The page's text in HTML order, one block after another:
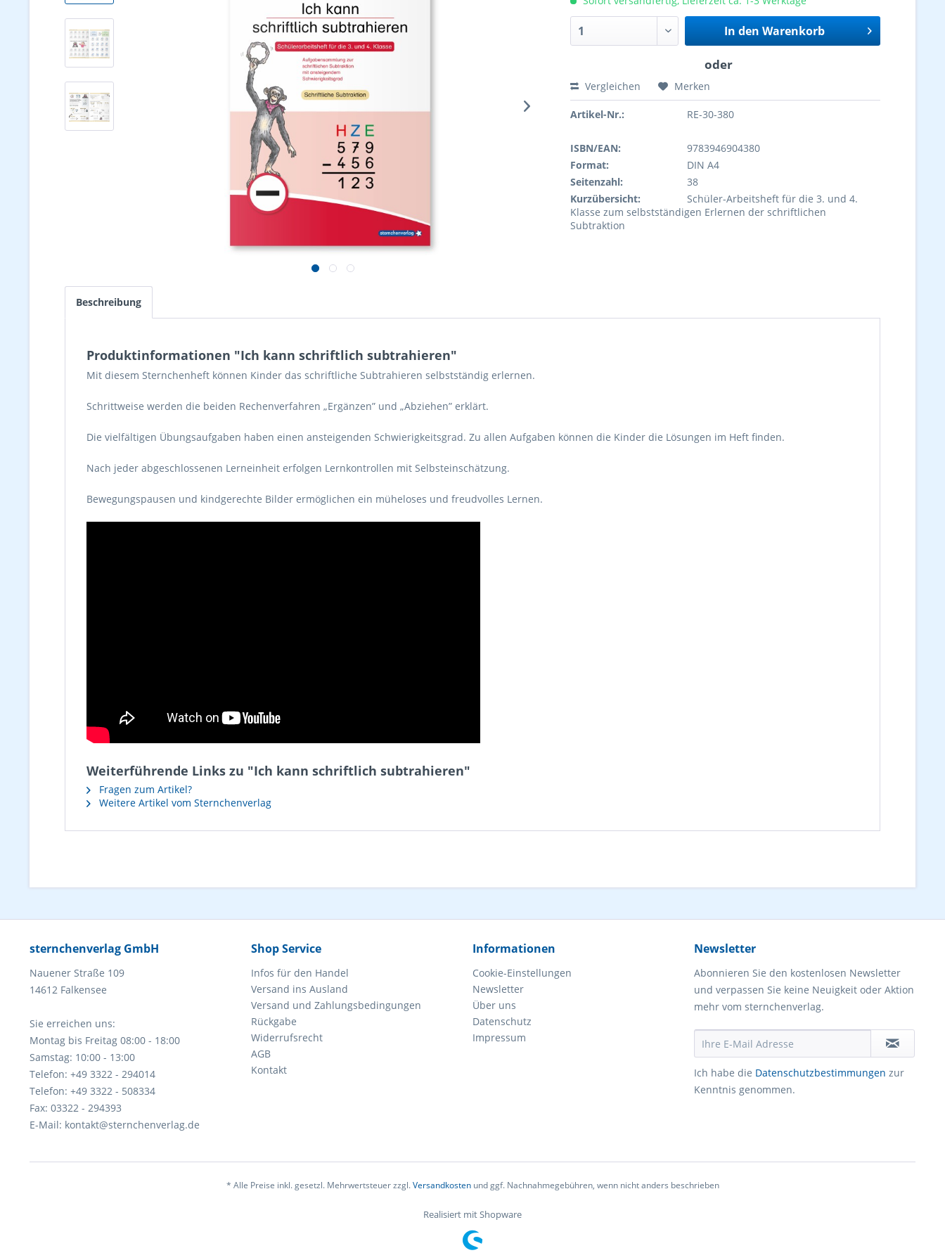
In den Warenkorb
Vergleichen Merken
Artikel-Nr.: RE-30-380
ISBN/EAN:
9783946904380
Format:
DIN A4
Seitenzahl:
38
Kurzübersicht:
Schüler-Arbeitsheft für die 3. und 4.
Klasse zum selbstständigen Erlernen der schriftlichen
Subtraktion
Beschreibung
Produktinformationen "Ich kann schriftlich subtrahieren"
Mit diesem Sternchenheft können Kinder das schriftliche Subtrahieren selbstständig erlernen.
Schrittweise werden die beiden Rechenverfahren „Ergänzen” und „Abziehen” erklärt.
Die vielfältigen Übungsaufgaben haben einen ansteigenden Schwierigkeitsgrad. Zu allen Aufgaben können die Kinder die Lösungen im Heft finden.
Nach jeder abgeschlossenen Lerneinheit erfolgen Lernkontrollen mit Selbsteinschätzung.
Bewegungspausen und kindgerechte Bilder ermöglichen ein müheloses und freudvolles Lernen.
Weiterführende Links zu "Ich kann schriftlich subtrahieren"
Fragen zum Artikel?
Weitere Artikel vom Sternchenverlag
sternchenverlag GmbH
Nauener Straße 109
14612 Falkensee
Sie erreichen uns:
Montag bis Freitag 08:00 - 18:00
Samstag: 10:00 - 13:00
Telefon: +49 3322 - 294014
Telefon: +49 3322 - 508334
Fax: 03322 - 294393
E-Mail: kontakt@sternchenverlag.de
Shop Service
Infos für den Handel
Versand ins Ausland
Versand und Zahlungsbedingungen
Rückgabe
Widerrufsrecht
AGB
Kontakt
Informationen
Cookie-Einstellungen
Newsletter
Über uns
Datenschutz
Impressum
Newsletter
Abonnieren Sie den kostenlosen Newsletter
und verpassen Sie keine Neuigkeit oder Aktion
mehr vom sternchenverlag.
Ich habe die Datenschutzbestimmungen zur
Kenntnis genommen.
* Alle Preise inkl. gesetzl. Mehrwertsteuer zzgl.Versandkostenund ggf. Nachnahmegebühren, wenn nicht anders beschrieben
Realisiert mit Shopware